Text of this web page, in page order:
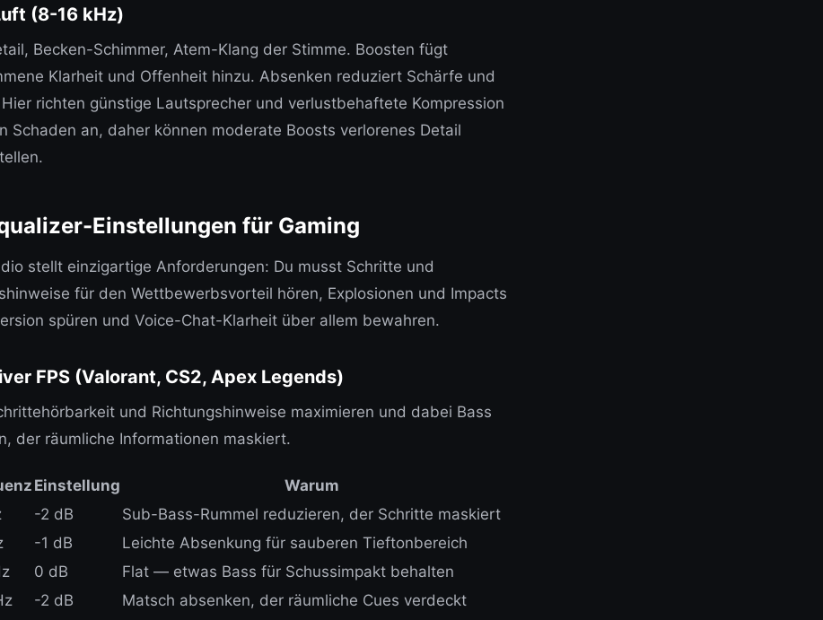
(8-16 kHz)
Becken-Schimmer, Atem-Klang der Stimme. Boosten fügt
Klarheit und Offenheit hinzu. Absenken reduziert Schärfe und
richten günstige Lautsprecher und verlustbehaftete Kompression
Schaden an, daher können moderate Boosts verlorenes Detail
Einstellungen für Gaming
stellt einzigartige Anforderungen: Du musst Schritte und
für den Wettbewerbsvorteil hören, Explosionen und Impacts
spüren und Voice-Chat-Klarheit über allem bewahren.
FPS (Valorant, CS2, Apex Legends)
und Richtungshinweise maximieren und dabei Bass
der räumliche Informationen maskiert.
Einstellung
Warum
-2 dB
Sub-Bass-Rummel reduzieren, der Schritte maskiert
-1 dB
Leichte Absenkung für sauberen Tieftonbereich
0 dB
Flat — etwas Bass für Schussimpakt behalten
-2 dB
Matsch absenken, der räumliche Cues verdeckt